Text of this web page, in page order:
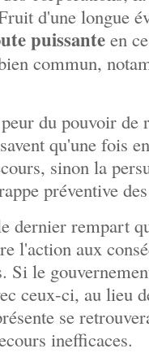
d'une longue
puissante en
commun,
du pouvoir de
qu'une fois
sinon la
préventive
dernier rempart
l'action aux
Si le
ceux-ci, au lieu
se
inefficaces.